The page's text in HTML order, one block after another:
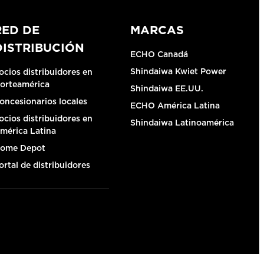
DE
distribuidores en
locales
distribuidores en
Latina
Depot
de distribuidores
MARCAS
ECHO Canadá
Shindaiwa Kwiet Power
Shindaiwa EE.UU.
ECHO América Latina
Shindaiwa Latinoamérica